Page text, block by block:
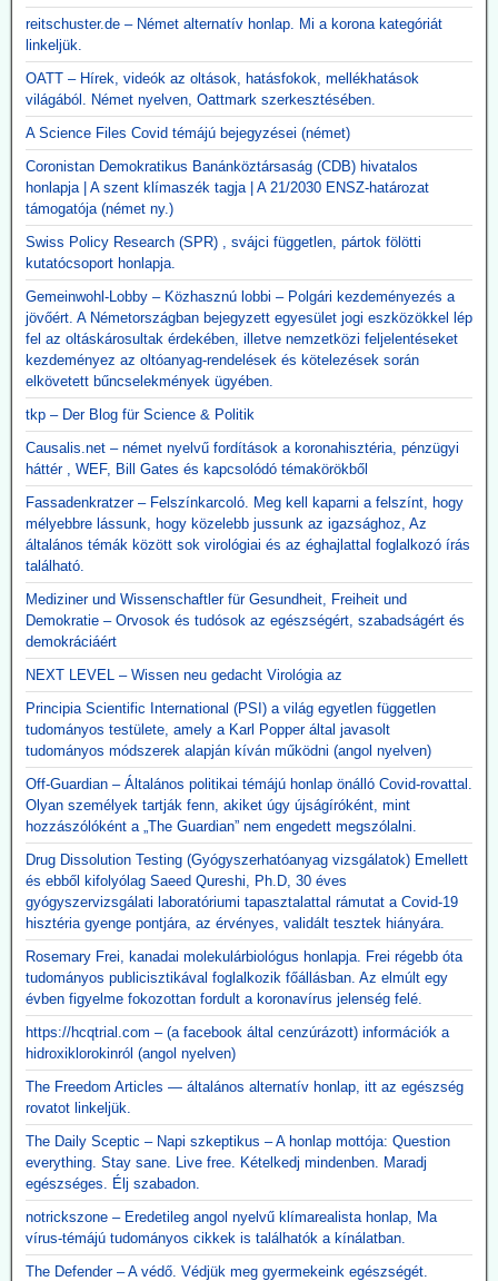
reitschuster.de – Német alternatív honlap. Mi a korona kategóriát
linkeljük.
OATT – Hírek, videók az oltások, hatásfokok, mellékhatások
világából. Német nyelven, Oattmark szerkesztésében.
A Science Files Covid témájú bejegyzései (német)
Coronistan Demokratikus Banánköztársaság (CDB) hivatalos
honlapja | A szent klímaszék tagja | A 21/2030 ENSZ-határozat
támogatója (német ny.)
Swiss Policy Research (SPR) , svájci független, pártok fölötti
kutatócsoport honlapja.
Gemeinwohl-Lobby – Közhasznú lobbi – Polgári kezdeményezés a
jövőért. A Németországban bejegyzett egyesület jogi eszközökkel lép
fel az oltáskárosultak érdekében, illetve nemzetközi feljelentéseket
kezdeményez az oltóanyag-rendelések és kötelezések során
elkövetett bűncselekmények ügyében.
tkp – Der Blog für Science & Politik
Causalis.net – német nyelvű fordítások a koronahisztéria, pénzügyi
háttér , WEF, Bill Gates és kapcsolódó témakörökből
Fassadenkratzer – Felszínkarcoló. Meg kell kaparni a felszínt, hogy
mélyebbre lássunk, hogy közelebb jussunk az igazsághoz, Az
általános témák között sok virológiai és az éghajlattal foglalkozó írás
található.
Mediziner und Wissenschaftler für Gesundheit, Freiheit und
Demokratie – Orvosok és tudósok az egészségért, szabadságért és
demokráciáért
NEXT LEVEL – Wissen neu gedacht Virológia az
Principia Scientific International (PSI) a világ egyetlen független
tudományos testülete, amely a Karl Popper által javasolt
tudományos módszerek alapján kíván működni (angol nyelven)
Off-Guardian – Általános politikai témájú honlap önálló Covid-rovattal.
Olyan személyek tartják fenn, akiket úgy újságíróként, mint
hozzászólóként a „The Guardian” nem engedett megszólalni.
Drug Dissolution Testing (Gyógyszerhatóanyag vizsgálatok) Emellett
és ebből kifolyólag Saeed Qureshi, Ph.D, 30 éves
gyógyszervizsgálati laboratóriumi tapasztalattal rámutat a Covid-19
hisztéria gyenge pontjára, az érvényes, validált tesztek hiányára.
Rosemary Frei, kanadai molekulárbiológus honlapja. Frei régebb óta
tudományos publicisztikával foglalkozik főállásban. Az elmúlt egy
évben figyelme fokozottan fordult a koronavírus jelenség felé.
https://hcqtrial.com – (a facebook által cenzúrázott) információk a
hidroxiklorokinról (angol nyelven)
The Freedom Articles — általános alternatív honlap, itt az egészség
rovatot linkeljük.
The Daily Sceptic – Napi szkeptikus – A honlap mottója: Question
everything. Stay sane. Live free. Kételkedj mindenben. Maradj
egészséges. Élj szabadon.
notrickszone – Eredetileg angol nyelvű klímarealista honlap, Ma
vírus-témájú tudományos cikkek is találhatók a kínálatban.
The Defender – A védő. Védjük meg gyermekeink egészségét.